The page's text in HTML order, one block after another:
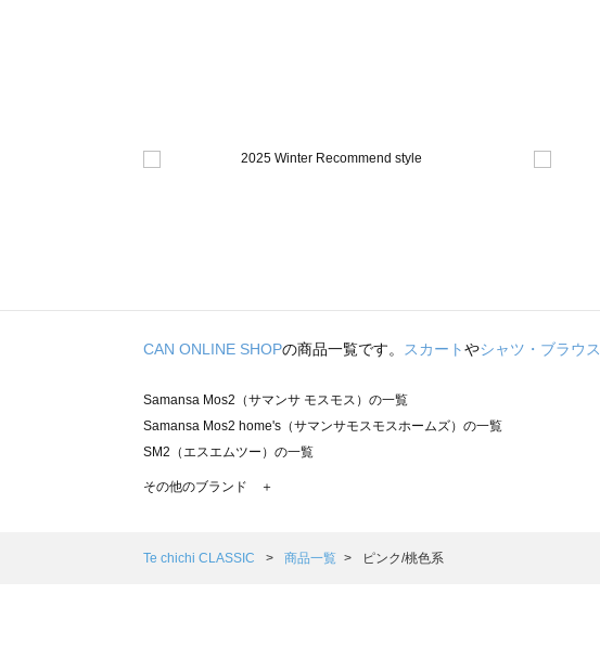
CAN ONLINE SHOPの商品一覧です。 スカートやシャツ・ブラウス
Samansa Mos2（サマンサ モスモス）の一覧
Samansa Mos2 home's（サマンサモスモスホームズ）の一覧
SM2（エスエムツー）の一覧
TSUHARU by Samansa Mos2（ツハルバイサマンサモスモス）の一覧
Samansa Mos2 Lagom（サマンサモスモス ラーゴム）の一覧
その他のブランド ＋
Te chichi CLASSIC 商品一覧 ピンク/桃色系